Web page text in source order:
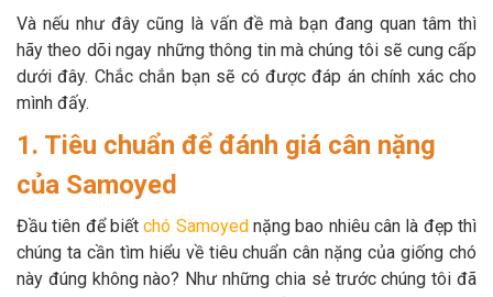
Dịch vụ mua bán chó
mèo
Dịch vụ phối giống chó
mèo
TIN TỨC
Thông tin về khách sạn,
spa cho thú cưng
Thông tin về chó
Thông tin về mèo
Và nếu như đây cũng là vấn đề mà bạn đang quan tâm thì
hãy theo dõi ngay những thông tin mà chúng tôi sẽ cung cấp
dưới đây. Chắc chắn bạn sẽ có được đáp án chính xác cho
mình đấy.
1. Tiêu chuẩn để đánh giá cân nặng
của Samoyed
Đầu tiên để biếtchó Samoyednặng bao nhiêu cân là đẹp thì
chúng ta cần tìm hiểu về tiêu chuẩn cân nặng của giống chó
này đúng không nào? Như những chia sẻ trước chúng tôi đã